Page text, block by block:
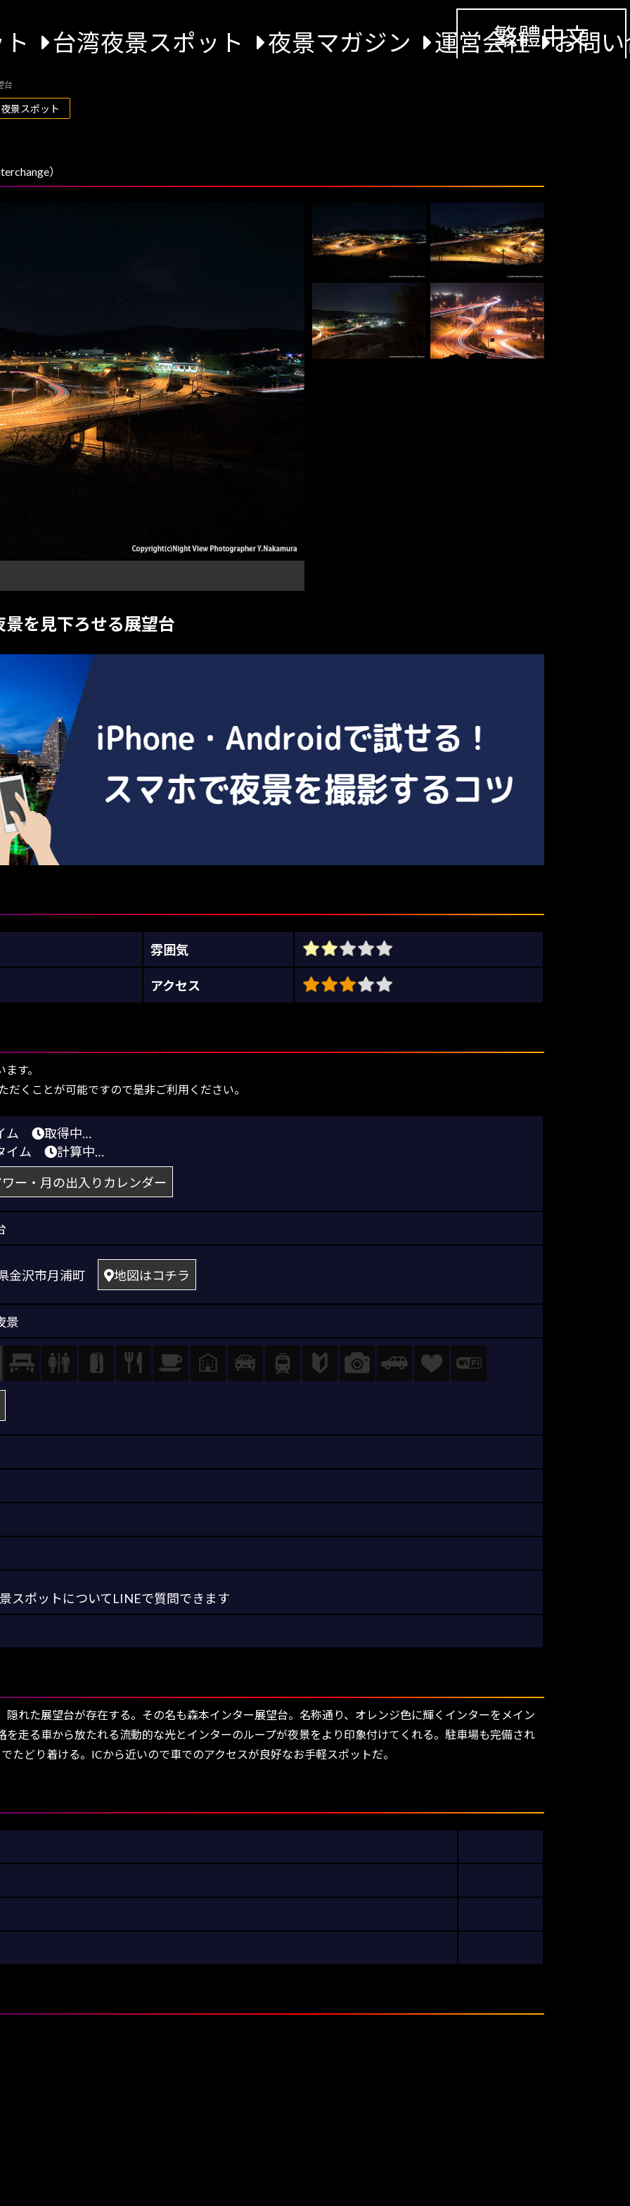
台湾夜景スポット 夜景マガジン 運営会社 お問
繁體中文
台
景スポット
）
を見下ろせる展望台
雰囲気
アクセス
す。
だくことが可能ですので是非ご利用ください。
ム
取得中…
イム
計算中…
ー・月の出入りカレンダー
金沢市月浦町 地図はコチラ
景
ポットについてLINEで質問できます
れた展望台が存在する。その名も森本インター展望台。名称通り、オレンジ色に輝くインターをメイン
走る車から放たれる流動的な光とインターのループが夜景をより印象付けてくれる。駐車場も完備され
たどり着ける。ICから近いので車でのアクセスが良好なお手軽スポットだ。